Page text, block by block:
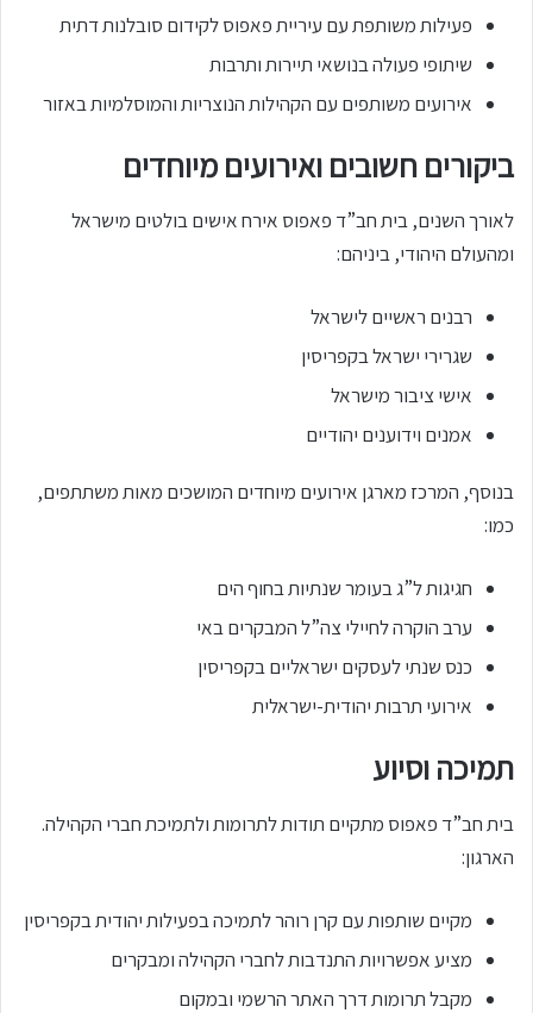
פעילות משותפת עם עיריית פאפוס לקידום סובלנות דתית
שיתופי פעולה בנושאי תיירות ותרבות
אירועים משותפים עם הקהילות הנוצריות והמוסלמיות באזור
ביקורים חשובים ואירועים מיוחדים
לאורך השנים, בית חב”ד פאפוס אירח אישים בולטים מישראל
ומהעולם היהודי, ביניהם:
רבנים ראשיים לישראל
שגרירי ישראל בקפריסין
אישי ציבור מישראל
אמנים וידוענים יהודיים
בנוסף, המרכז מארגן אירועים מיוחדים המושכים מאות משתתפים,
כמו:
חגיגות ל”ג בעומר שנתיות בחוף הים
ערב הוקרה לחיילי צה”ל המבקרים באי
כנס שנתי לעסקים ישראליים בקפריסין
אירועי תרבות יהודית-ישראלית
תמיכה וסיוע
בית חב”ד פאפוס מתקיים תודות לתרומות ולתמיכת חברי הקהילה.
הארגון:
מקיים שותפות עם קרן רוהר לתמיכה בפעילות יהודית בקפריסין
מציע אפשרויות התנדבות לחברי הקהילה ומבקרים
מקבל תרומות דרך האתר הרשמי ובמקום